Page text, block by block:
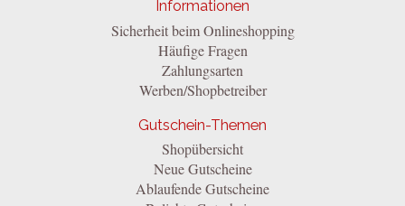
Informationen
Sicherheit beim Onlineshopping
Häufige Fragen
Zahlungsarten
Werben/Shopbetreiber
Gutschein-Themen
Shopübersicht
Neue Gutscheine
Ablaufende Gutscheine